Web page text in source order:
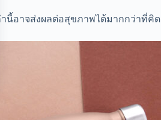
านี้อาจส่งผลต่อสุขภาพได้มากกว่าที่คิด